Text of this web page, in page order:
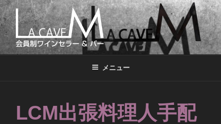
コ
ン
テ
ツ
LA CAVE M
会員制ワインセラー&バー
メニュー
LCM出張料理人手配